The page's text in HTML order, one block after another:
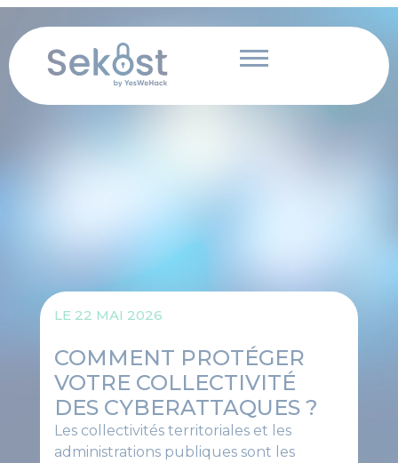
Panneau de gestion des cookies
Aller
contenu
LE 22 MAI 2026
COMMENT PROTÉGER
VOTRE COLLECTIVITÉ
DES CYBERATTAQUES ?
Les collectivités territoriales et les
administrations publiques sont les